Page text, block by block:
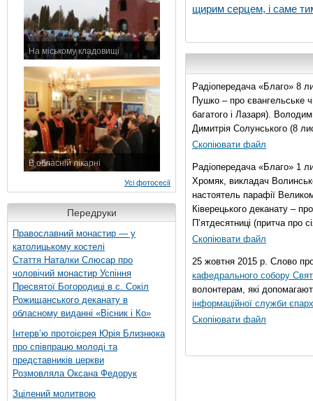
На міському кладовищі
В обласній лікарні
Усі фотосесії
Передруки
Православний монастир — у
католицькому костелі
Стаття Наталки Слюсар про
чоловічий монастир Успіння
Пресвятої Богородиці в с. Сокіл
Рожищанського деканату в
обласному виданні «Вісник і Ко»
Інтерв’ю протоієрея Юрія Близнюка
про співпрацю молоді та
представників церкви
Розмовляла Оксана Федорук
Зцілений молитвою
щирим серцем, і саме
Радіопередача «Благо» 8
Пушко – про євангельське
багатого і Лазаря).
Димитрія Солунського (8
Скопіювати файл
Радіопередача «Благо» 1
Хромяк, викладач
настоятель парафії
Ківерецького деканату –
П’ятдесятниці (притча про
Скопіювати файл
25 жовтня 2015 р. Слово
кафедрального собору
волонтерам, які
інформаційної служби
Скопіювати файл